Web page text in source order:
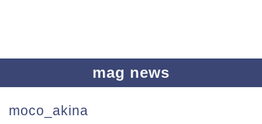
mag news
moco_akina